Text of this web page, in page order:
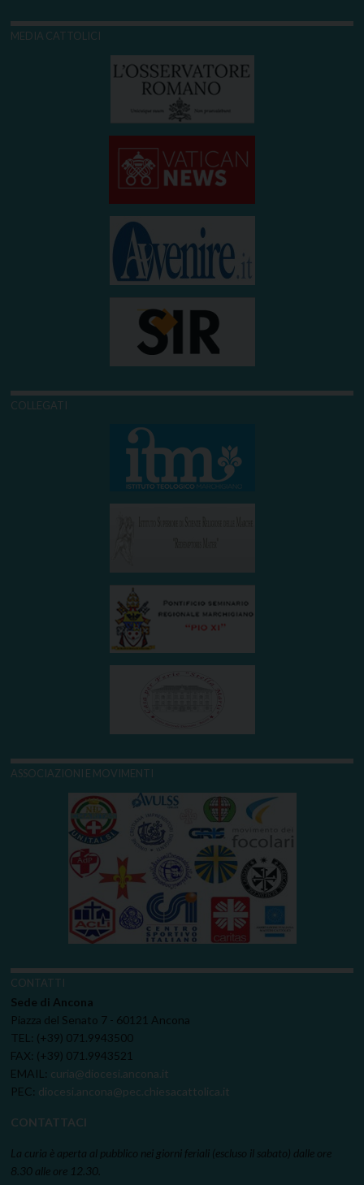
MEDIA CATTOLICI
COLLEGATI
ASSOCIAZIONI E MOVIMENTI
CONTATTI
Sede di Ancona
Piazza del Senato 7 - 60121 Ancona
TEL: (+39) 071.9943500
FAX: (+39) 071.9943521
EMAIL: curia@diocesi.ancona.it
PEC: diocesi.ancona@pec.chiesacattolica.it
CONTATTACI
La curia è aperta al pubblico nei giorni feriali (escluso il sabato) dalle ore
8.30 alle ore 12.30.